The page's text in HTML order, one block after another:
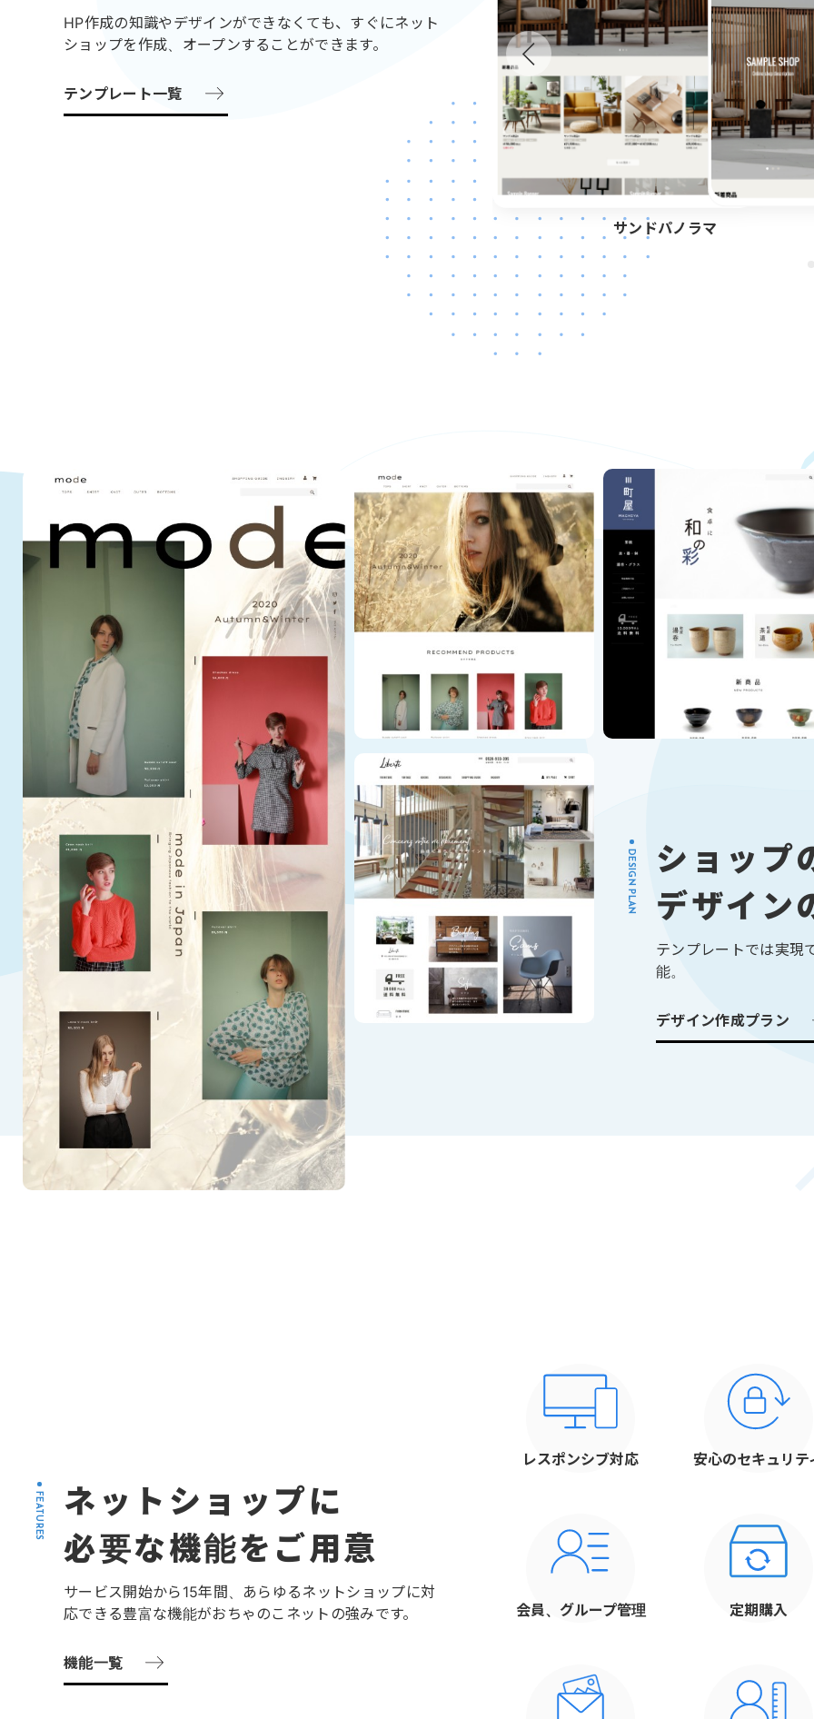
HP作成の知識やデザインができなくても、すぐにネット
ショップを作成、オープンすることができます。
テンプレート一覧
カゲコウシ
DESIGN PLAN ショップ
デザイン
テンプレートでは実現
能。
デザイン作成プラン
FEATURES ネットショップに
必要な機能をご用意
サービス開始から15年間、あらゆるネットショップに対
応できる豊富な機能がおちゃのこネットの強みです。
機能一覧
レスポンシブ対応 安心のセキュリテ
会員、 グループ管理 定期購入